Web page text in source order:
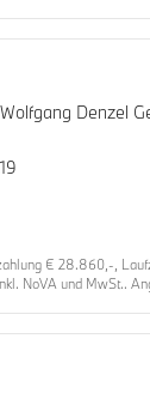
Denzel
€ 28.860,-,
NoVA und MwSt..